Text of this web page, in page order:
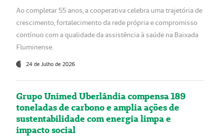
Ao completar 55 anos, a cooperativa celebra uma trajetória de
crescimento, fortalecimento da rede própria e compromisso
contínuo com a qualidade da assistência à saúde na Baixada
Fluminense.
24 de Julho de 2026
Grupo Unimed Uberlândia compensa 189
toneladas de carbono e amplia ações de
sustentabilidade com energia limpa e
impacto social